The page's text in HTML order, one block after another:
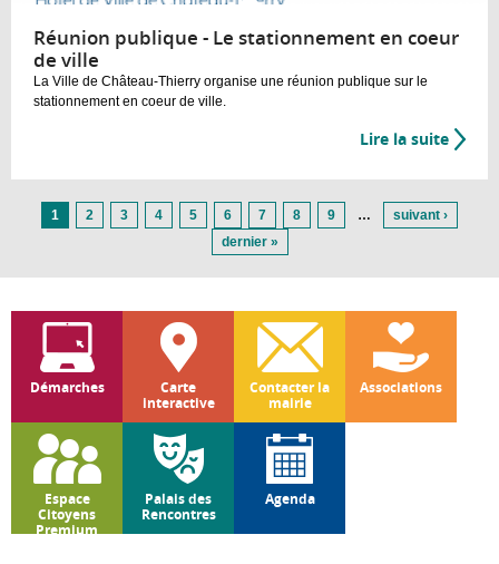
Réunion publique - Le stationnement en coeur
de ville
La Ville de Château-Thierry organise une réunion publique sur le
stationnement en coeur de ville.
Lire la suite
Pages
1 2 3 4 5 6 7 8 9 …
suivant ›
dernier »
Démarches
Carte
interactive
Contacter la
mairie
Associations
Espace
Citoyens
Premium
Palais des
Rencontres
Agenda